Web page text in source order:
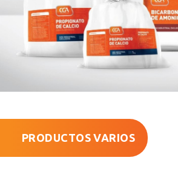
PRODUCTOS VARIOS